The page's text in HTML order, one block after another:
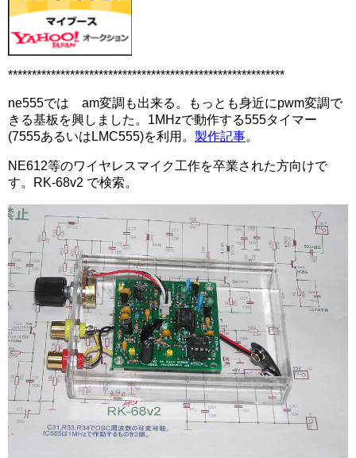
**********************************************************
ne555では am変調も出来る。もっとも身近にpwm変調で
きる基板を興しました。1MHzで動作する555タイマー
(7555あるいはLMC555)を利用。 製作記事。
NE612等のワイヤレスマイク工作を卒業された方向けで
す。RK-68v2 で検索。